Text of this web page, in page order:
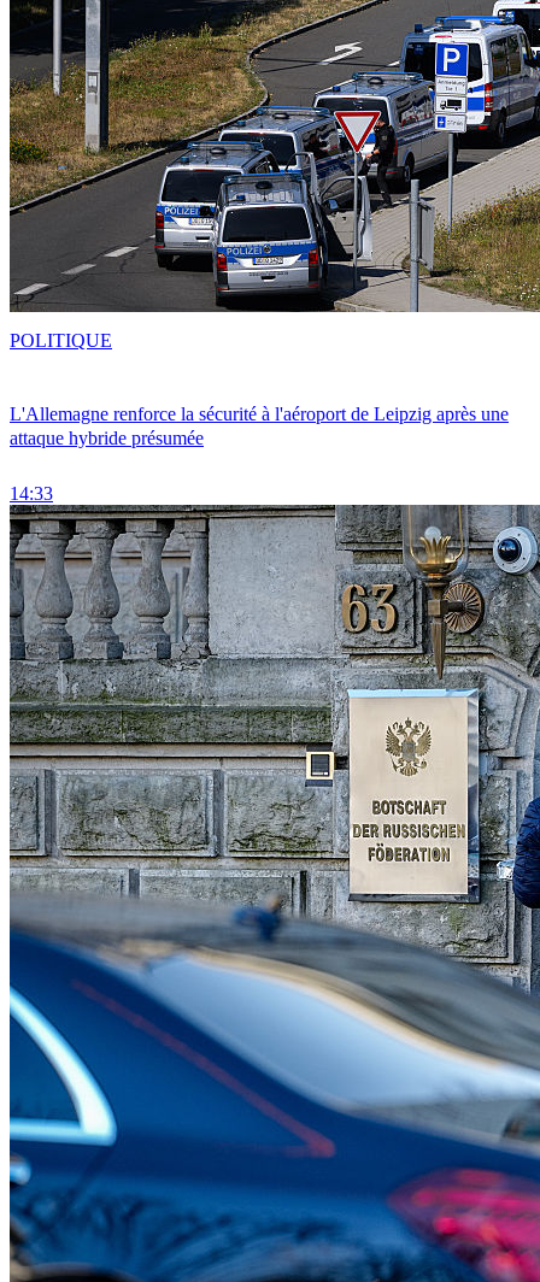
L'Allemagne renforce la sécurité à l'aéroport de Leipzig après une
attaque hybride présumée
14:33
POLITIQUE